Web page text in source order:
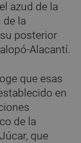
azud de la
de la
posterior
Alacantí.
que esas
en
de la
que